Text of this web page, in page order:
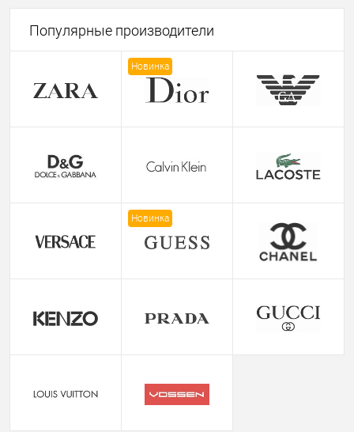
Популярные производители
Новинка
Новинка